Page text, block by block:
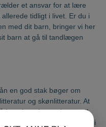
et ansvar for at lære
tidligt i livet. Er du i
med dit barn, bringer vi her
barn at gå til tandlægen
en god stak bøger om
og skønlitteratur. At
at introducere barnet til
måde kan udforske emnet i